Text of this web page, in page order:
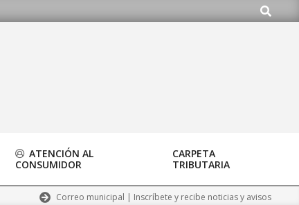
Buscar
ATENCIÓN AL
CONSUMIDOR
CARPETA
TRIBUTARIA
Correo municipal | Inscríbete y recibe noticias y avisos